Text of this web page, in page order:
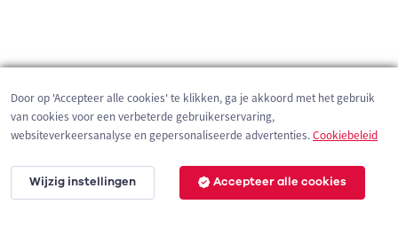
200 m
Door op 'Accepteer alle cookies' te klikken, ga je akkoord met het gebruik
van cookies voor een verbeterde gebruikerservaring,
websiteverkeersanalyse en gepersonaliseerde advertenties.Cookiebeleid
Wijzig instellingen Accepteer alle cookies